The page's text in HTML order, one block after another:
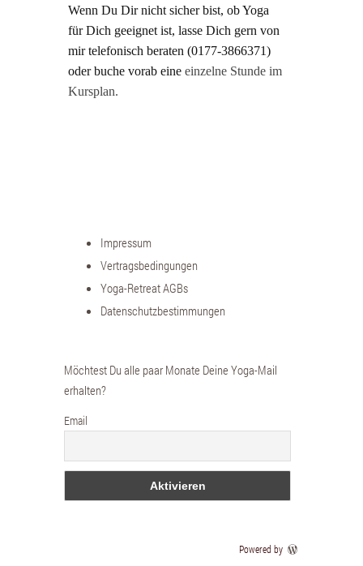
Wenn Du Dir nicht sicher bist, ob Yoga
für Dich geeignet ist, lasse Dich gern von
mir telefonisch beraten (0177-3866371)
oder buche vorab eine einzelne Stunde im
Kursplan.
Impressum
Vertragsbedingungen
Yoga-Retreat AGBs
Datenschutzbestimmungen
Möchtest Du alle paar Monate Deine Yoga-Mail
erhalten?
Email
Powered by